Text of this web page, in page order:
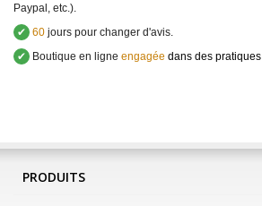
Paypal, etc.).
✔ 60 jours pour changer d'avis.
✔
Boutique en ligne engagée dans des pratiques
PRODUITS